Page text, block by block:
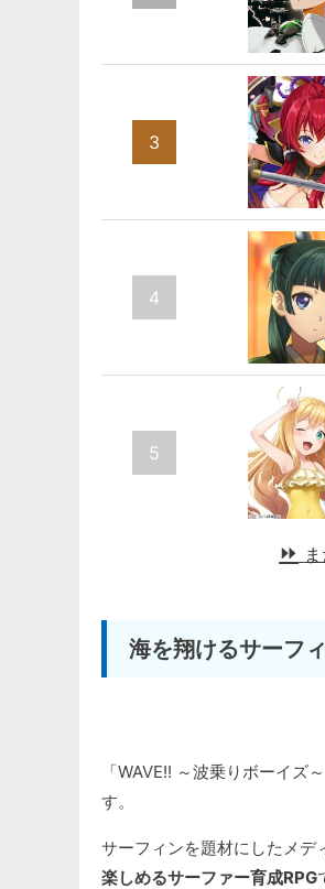
3
4
5
海を翔けるサーフ
「WAVE!! ～波乗りボーイズ
す。
サーフィンを題材にしたメデ
楽しめるサーファー育成RPG